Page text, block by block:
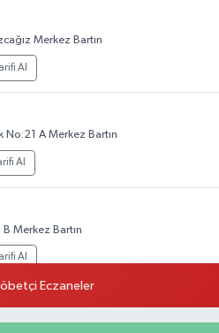
Merkez Bartın
Al
A Merkez Bartın
Al
Merkez Bartın
Al
Eczaneler